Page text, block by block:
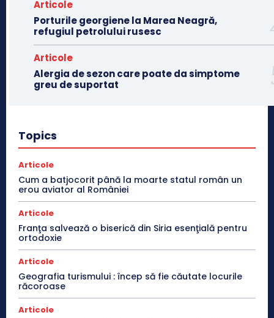
Articole
Porturile georgiene la Marea Neagră,
refugiul petrolului rusesc
Articole
Alergia de sezon care poate da simptome
greu de suportat
Topics
Articole
Cum a batjocorit până la moarte statul român un
erou aviator al României
Articole
Franţa salvează o biserică din Siria esenţială pentru
ortodoxie
Articole
Geografia turismului : încep să fie căutate locurile
răcoroase
Articole